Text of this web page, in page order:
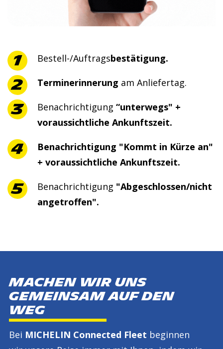
Bestell-/Auftragsbestätigung.
Terminerinnerung am Anliefertag.
Benachrichtigung “unterwegs" +
voraussichtliche Ankunftszeit.
Benachrichtigung "Kommt in Kürze an"
+ voraussichtliche Ankunftszeit.
Benachrichtigung "Abgeschlossen/nicht
angetroffen".
MACHEN WIR UNS
GEMEINSAM AUF DEN
WEG
Bei MICHELIN Connected Fleet beginnen